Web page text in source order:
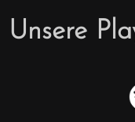
Unsere